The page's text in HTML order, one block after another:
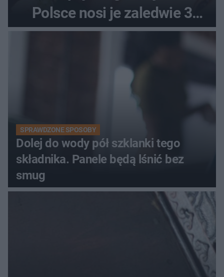
Polsce nosi je zaledwie 3
kobiety
SPRAWDZONE SPOSOBY
Dolej do wody pół szklanki tego
składnika. Panele będą lśnić bez
smug